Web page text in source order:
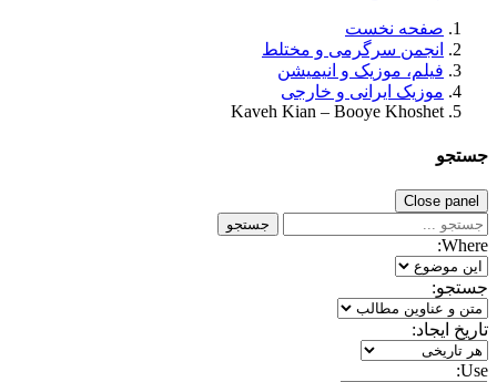
صفحه نخست
انجمن سرگرمی و مختلط
فیلم، موزیک و انیمیشن
موزیک ایرانی و خارجی
Kaveh Kian – Booye Khoshet
جستجو
Close panel
جستجو
Where:
جستجو:
تاریخ ایجاد:
Use: